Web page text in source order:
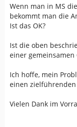
Wenn man in MS
bekommt man die
Ist das OK?
Ist die oben
einer gemeinsamen
Ich hoffe, mein
einen
Vielen Dank im